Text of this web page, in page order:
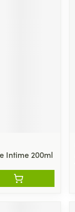
Intime 200ml